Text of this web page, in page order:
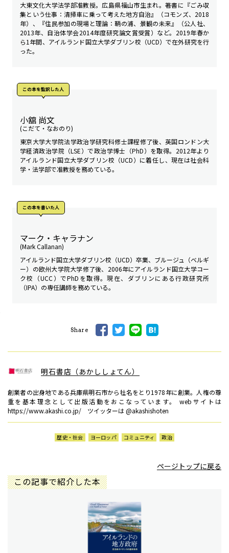
大東文化大学法学部准教授。広島県福山市生まれ。著書に『ごみ収
集という仕事：清掃車に乗って考えた地方自治』（コモンズ、2018
年）、『住民参加の現場と理論：鞆の浦、景観の未来』（公人社、
2013年、自治体学会2014年度研究論文賞受賞）など。2019年春か
ら1年間、アイルランド国立大学ダブリン校（UCD）で在外研究を行
った。
この本を監訳した人
小舘 尚文
(こだて・なおのり)
東京大学大学院法学政治学研究科修士課程修了後、英国ロンドン大
学経済政治学院（LSE）で政治学博士（PhD）を取得。2012年より
アイルランド国立大学ダブリン校（UCD）に着任し、現在は社会科
学・法学部で准教授を務めている。
この本を書いた人
マーク・キャラナン
(Mark Callanan)
アイルランド国立大学ダブリン校（UCD）卒業、ブルージュ（ベルギ
ー）の欧州大学院大学修了後、2006年にアイルランド国立大学コー
ク校（UCC）でPhDを取得。現在、ダブリンにある行政研究所
（IPA）の専任講師を務めている。
Share
明石書店（あかししょてん）
創業者の出身地である兵庫県明石市から社名をとり1978年に創業。人権の尊
重を基本理念として出版活動をおこなっています。 webサイトは
https://www.akashi.co.jp/ ツイッターは @akashishoten
歴史・社会 ヨーロッパ コミュニティ 政治
ページトップに戻る
この記事で紹介した本